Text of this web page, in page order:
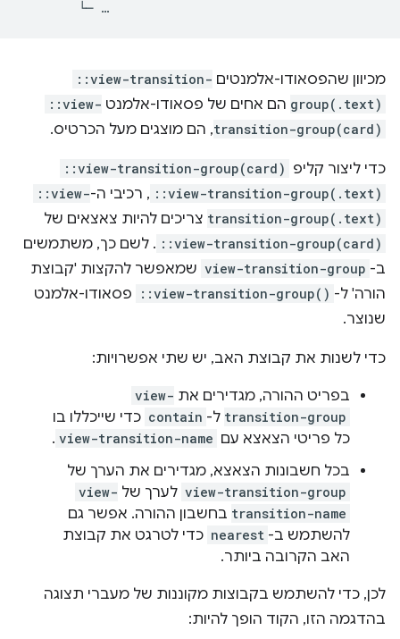
מכיוון שהפסאודו-אלמנטים ::view-transition-
group(.text) הם אחים של פסאודו-אלמנט ::view-
transition-group(card), הם מוצגים מעל הכרטיס.
כדי ליצור קליפ ::view-transition-group(card)
::view-transition-group(.text) , רכיבי ה-::view-
transition-group(.text) צריכים להיות צאצאים של
::view-transition-group(card) . לשם כך, משתמשים
ב- view-transition-group שמאפשר להקצות 'קבוצת
הורה' ל- ::view-transition-group()
פסאודו-אלמנט
שנוצר.
כדי לשנות את קבוצת האב, יש שתי אפשרויות:
בפריט ההורה, מגדירים את view-
transition-group ל- contain כדי שייכללו בו
כל פריטי הצאצא עם view-transition-name
.
בכל חשבונות הצאצא, מגדירים את הערך של
view-transition-group לערך של view-
transition-name בחשבון ההורה. אפשר גם
להשתמש ב- nearest כדי לטרגט את קבוצת
האב הקרובה ביותר.
לכן, כדי להשתמש בקבוצות מקוננות של מעברי תצוגה
בהדגמה הזו, הקוד הופך להיות: